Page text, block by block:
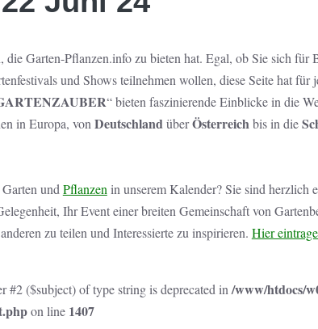
Garten-Pflanzen.info zu bieten hat. Egal, ob Sie sich für
und Shows teilnehmen wollen, diese Seite hat für
“ bieten faszinierende Einblicke in die
in Europa, von Deutschland überÖsterreich bis in die
und Pflanzen in unserem Kalender? Sie sind herzlich
Ihr Event einer breiten Gemeinschaft von
zu teilen und Interessierte zu inspirieren. Hier
#2 ($subject) of type string is deprecated in /www/htdocs/
on line 1407